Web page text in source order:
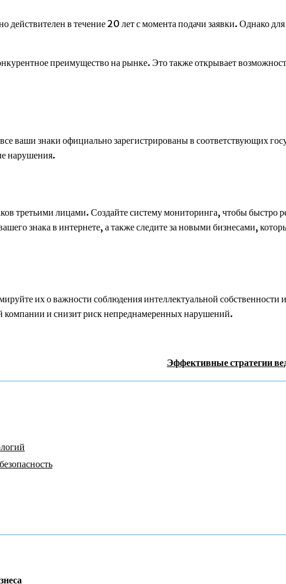
в течение 20 лет с момента подачи заявки. Однако
преимущество на рынке. Это также открывает
ваши знаки официально зарегистрированы в соответствующих
нарушения.
третьими лицами. Создайте систему мониторинга, чтобы быстро
знака в интернете, а также следите за новыми бизнесами,
их о важности соблюдения интеллектуальной собственности
компании и снизит риск непреднамеренных нарушений.
Эффективные стратегии